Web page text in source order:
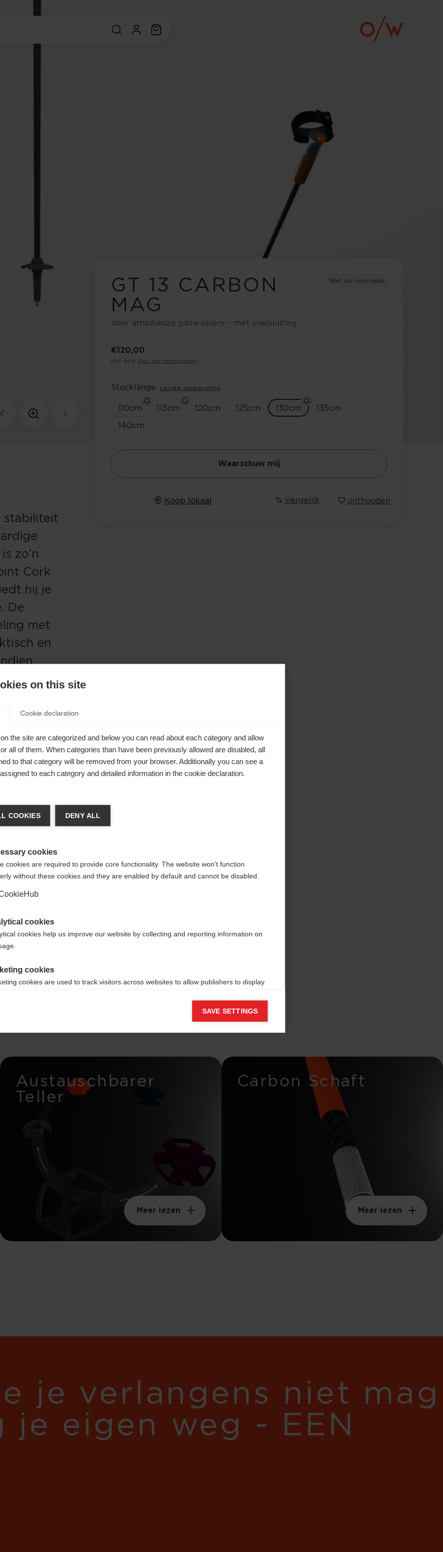
GT 13 CARBON
MAG
Voor ambitieuze piste-skiërs – met snelsluiting
Niet op voorraad
€ 120,00
incl. btw plus verzendkosten
Stocklänge Lengte aanbeveling
110cm 115cm 120cm 125cm 130cm 135cm
140cm
Waarschuw mij
Koop lokaal Vergelijk onthouden
stabiliteit
zo’n
Cork
hij je
De
met
en
met
Austauschbarer
Teller
Meer lezen
Carbon Schaft
Meer lezen
je verlangens niet mag
je eigen weg - EEN
Verenigde staten (Engels)
Ja, ik wil graag worden doorgestuurd
on this site
Cookie declaration
the site are categorized and below you can read about each category and allow
all of them. When categories than have been previously allowed are disabled, all
to that category will be removed from your browser. Additionally you can see a
to each category and detailed information in the cookie declaration.
COOKIES DENY ALL
cookies
cookies are required to provide core functionality. The website won't function
without these cookies and they are enabled by default and cannot be disabled.
cookies
cookies help us improve our website by collecting and reporting information on
cookies
cookies are used to track visitors across websites to allow publishers to display
SAVE SETTINGS